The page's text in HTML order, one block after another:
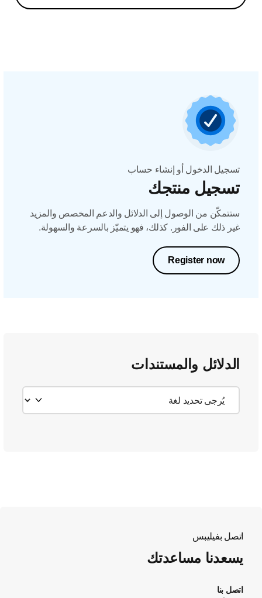
تسجيل الدخول أو إنشاء حساب
تسجيل منتجك
ستتمكّن من الوصول إلى الدلائل والدعم المخصص والمزيد
غير ذلك على الفور. كذلك، فهو يتميّز بالسرعة والسهولة.
Register now
الدلائل والمستندات
اتصل بفيليبس
يسعدنا مساعدتك
اتصل بنا